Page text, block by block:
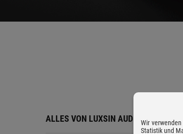
ALLES VON LUXSIN AUDIO
Wir
Statistik und